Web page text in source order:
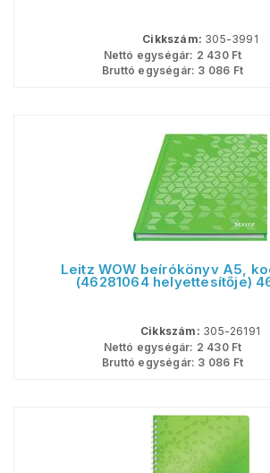
Cikkszám: 305-3991
Nettó egységár: 2 430Ft
Bruttó egységár: 3 086 Ft
Leitz WOW beírókönyv A5,
(46281064 helyettesítője)
Cikkszám: 305-26191
Nettó egységár: 2 430Ft
Bruttó egységár: 3 086 Ft